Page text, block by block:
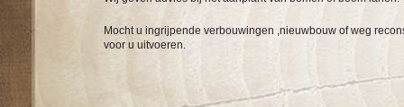
Mocht u ingrijpende verbouwingen ,nieuwbouw of weg
voor u uitvoeren.